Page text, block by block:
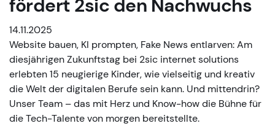
fördert 2sic den Nachwuchs
14.11.2025
Website bauen, KI prompten, Fake News entlarven: Am
diesjährigen Zukunftstag bei 2sic internet solutions
erlebten 15 neugierige Kinder, wie vielseitig und kreativ
die Welt der digitalen Berufe sein kann. Und mittendrin?
Unser Team – das mit Herz und Know-how die Bühne für
die Tech-Talente von morgen bereitstellte.